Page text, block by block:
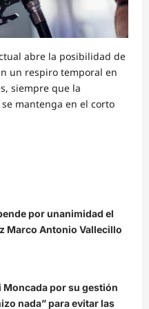
abre la posibilidad de
un respiro temporal en
siempre que la
mantenga en el corto
por unanimidad el
Marco Antonio Vallecillo
Moncada por su gestión
nada” para evitar las